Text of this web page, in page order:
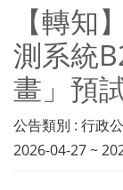
【轉知
測系統
畫」預
公告類別 : 行政
2026-04-27 ~